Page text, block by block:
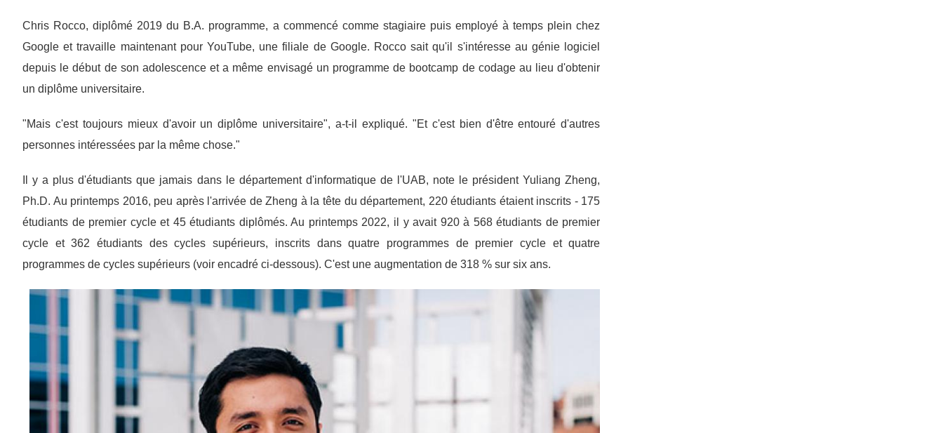
Chris Rocco, diplômé 2019 du B.A. programme, a commencé comme stagiaire puis employé à temps plein chez
Google et travaille maintenant pour YouTube, une filiale de Google. Rocco sait qu'il s'intéresse au génie logiciel
depuis le début de son adolescence et a même envisagé un programme de bootcamp de codage au lieu d'obtenir
un diplôme universitaire.
"Mais c'est toujours mieux d'avoir un diplôme universitaire", a-t-il expliqué. "Et c'est bien d'être entouré d'autres
personnes intéressées par la même chose."
Il y a plus d'étudiants que jamais dans le département d'informatique de l'UAB, note le président Yuliang Zheng,
Ph.D. Au printemps 2016, peu après l'arrivée de Zheng à la tête du département, 220 étudiants étaient inscrits - 175
étudiants de premier cycle et 45 étudiants diplômés. Au printemps 2022, il y avait 920 à 568 étudiants de premier
cycle et 362 étudiants des cycles supérieurs, inscrits dans quatre programmes de premier cycle et quatre
programmes de cycles supérieurs (voir encadré ci-dessous). C'est une augmentation de 318 % sur six ans.